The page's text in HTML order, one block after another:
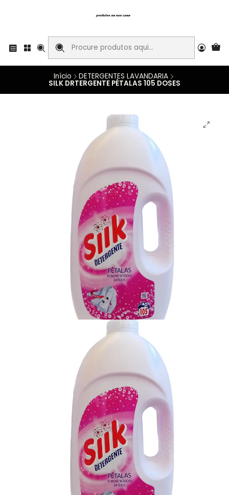
Início DETERGENTES LAVANDARIA
SILK DRTERGENTE PÉTALAS 105 DOSES